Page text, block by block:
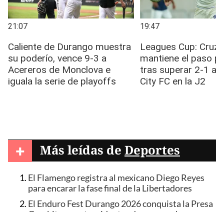
+ Más leídas de Deportes
El Flamengo registra al mexicano Diego Reyes
para encarar la fase final de la Libertadores
El Enduro Fest Durango 2026 conquista la Presa